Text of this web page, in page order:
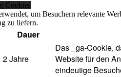
Cookies
um Besuchern relevante
zu liefern.
Dauer
2 Jahre
Das _ga-Cookie,
Website für den
eindeutige